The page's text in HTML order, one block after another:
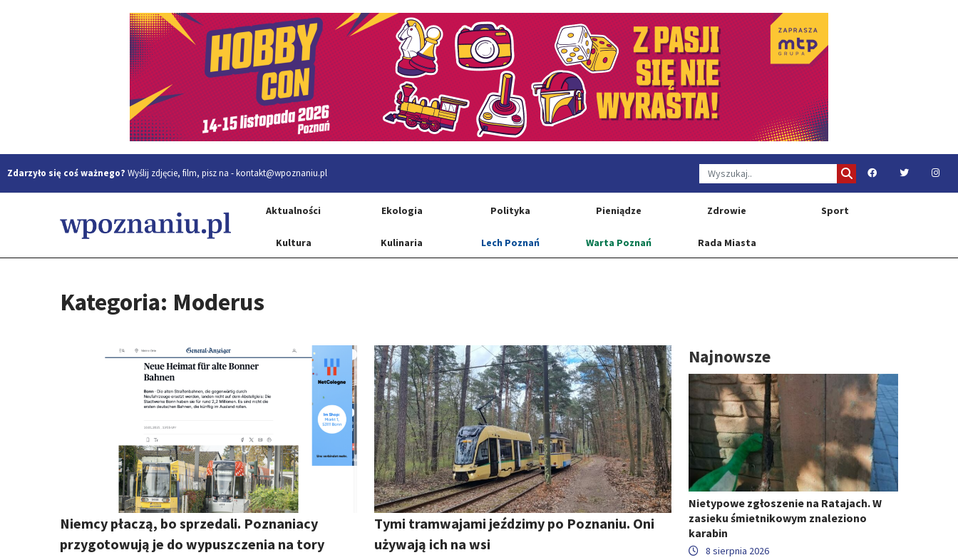
Zdarzyło się coś ważnego? Wyślij zdjęcie, film, pisz na -kontakt@wpoznaniu.pl
Aktualności Ekologia Polityka Pieniądze Zdrowie Sport
Kultura Kulinaria Lech Poznań Warta Poznań Rada Miasta
Kategoria: Moderus
Niemcy płaczą, bo sprzedali. Poznaniacy
przygotowują je do wypuszczenia na tory
Tymi tramwajami jeździmy po Poznaniu. Oni
używają ich na wsi
Najnowsze
Nietypowe zgłoszenie na Ratajach. W
zasieku śmietnikowym znaleziono
karabin
8 sierpnia 2026